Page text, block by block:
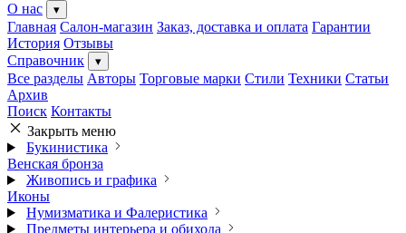
О нас
▾
Главная Салон-магазин Заказ, доставка и оплата Гарантии
История Отзывы
Справочник
▾
Все разделы Авторы Торговые марки Стили Техники Статьи
Архив
Поиск Контакты
Закрыть меню
Букинистика
Венская бронза
Живопись и графика
Иконы
Нумизматика и Фалеристика
Предметы интерьера и обихода